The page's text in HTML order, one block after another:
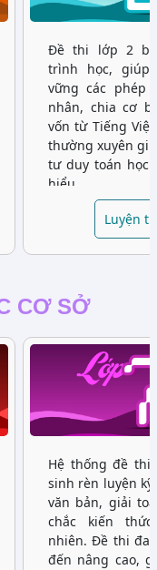
Đề thi lớp 2
trình học, giúp
vững các phép
nhân, chia cơ
vốn từ Tiếng
thường xuyên
tư duy toán học
hiểu.
Luyện
CƠ SỞ
Hệ thống đề
sinh rèn luyện
văn bản, giải
chắc kiến
nhiên. Đề thi đa
đến nâng cao,